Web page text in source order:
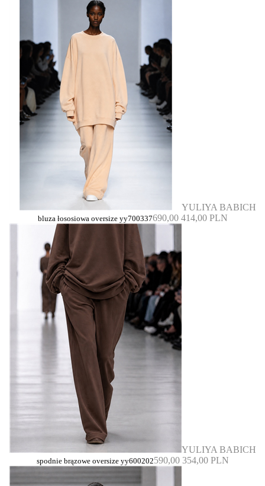
YULIYA BABICH
bluza łososiowa oversize yy700337690,00 414,00 PLN
YULIYA BABICH
spodnie brązowe oversize yy600202590,00 354,00 PLN